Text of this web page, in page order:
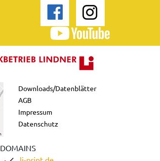
Downloads/Datenblätter
AGB
Impressum
Datenschutz
DOMAINS